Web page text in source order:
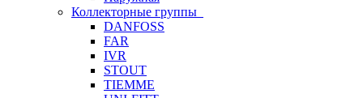
Коллекторные группы
DANFOSS
FAR
IVR
STOUT
TIEMME